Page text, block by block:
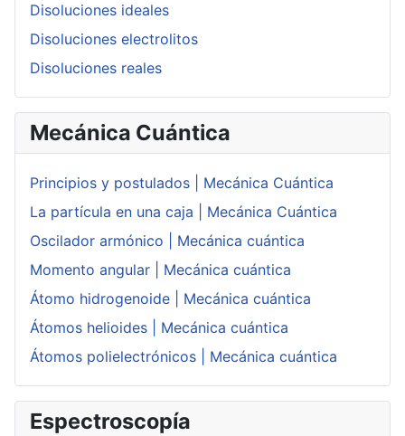
Disoluciones ideales
Disoluciones electrolitos
Disoluciones reales
Mecánica Cuántica
Principios y postulados | Mecánica Cuántica
La partícula en una caja | Mecánica Cuántica
Oscilador armónico | Mecánica cuántica
Momento angular | Mecánica cuántica
Átomo hidrogenoide | Mecánica cuántica
Átomos helioides | Mecánica cuántica
Átomos polielectrónicos | Mecánica cuántica
Espectroscopía